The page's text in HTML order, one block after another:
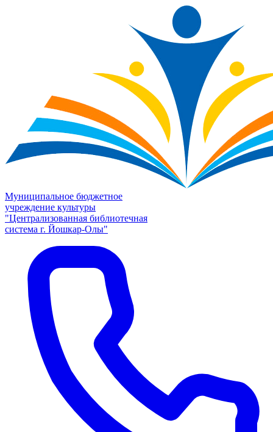
Муниципальное бюджетное
учреждение культуры
"Централизованная библиотечная
система г. Йошкар-Олы"